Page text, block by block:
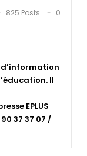
825 Posts
0
d’information
Il
EPLUS
37 37 07 /